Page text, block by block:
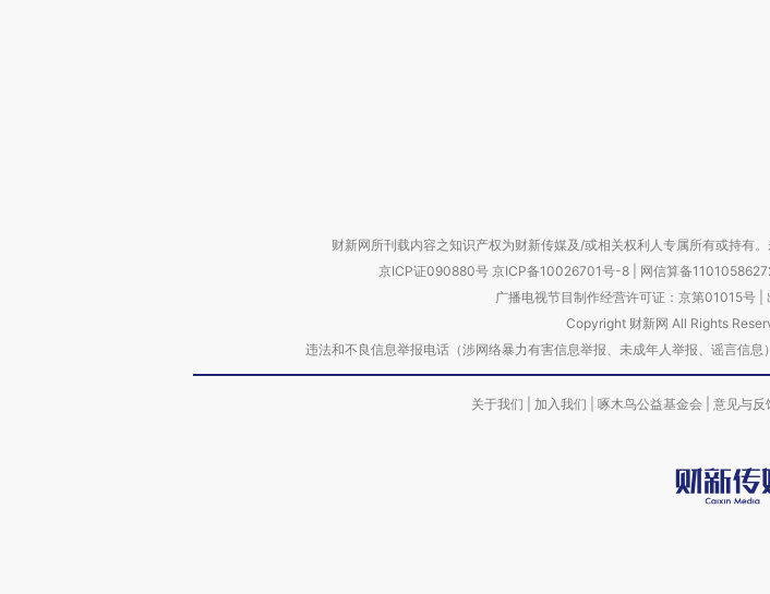
财新网所刊载内容之知识产权为财新传媒及/或相关权利人专属所有或持有
京ICP证090880号 京ICP备10026701号-8 网信算备
广播电视节目制作经营许可证：京第01015号|
Copyright 财新网 All Rights
违法和不良信息举报电话（涉网络暴力有害信息举报、未成年人举报、谣言
关于我们 加入我们 啄木鸟公益基金会 意见与反